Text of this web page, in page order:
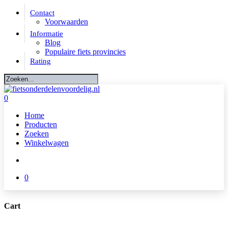
Skip
Contact
Voorwaarden
Informatie
Blog
Populaire fiets provincies
Rating
Close
Search
account
0
Home
Producten
Zoeken
Winkelwagen
0
Cart